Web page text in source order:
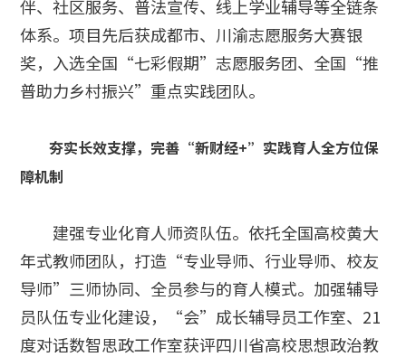
伴、社区服务、普法宣传、线上学业辅导等全链条
体系。项目先后获成都市、川渝志愿服务大赛银
奖，入选全国“七彩假期”志愿服务团、全国“推
普助力乡村振兴”重点实践团队。
夯实长效支撑，完善“新财经+”实践育人全方位保
障机制
建强专业化育人师资队伍。依托全国高校黄大
年式教师团队，打造“专业导师、行业导师、校友
导师”三师协同、全员参与的育人模式。加强辅导
员队伍专业化建设，“会”成长辅导员工作室、21
度对话数智思政工作室获评四川省高校思想政治教